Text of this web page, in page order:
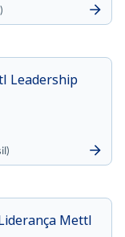
Leadership
Mettl